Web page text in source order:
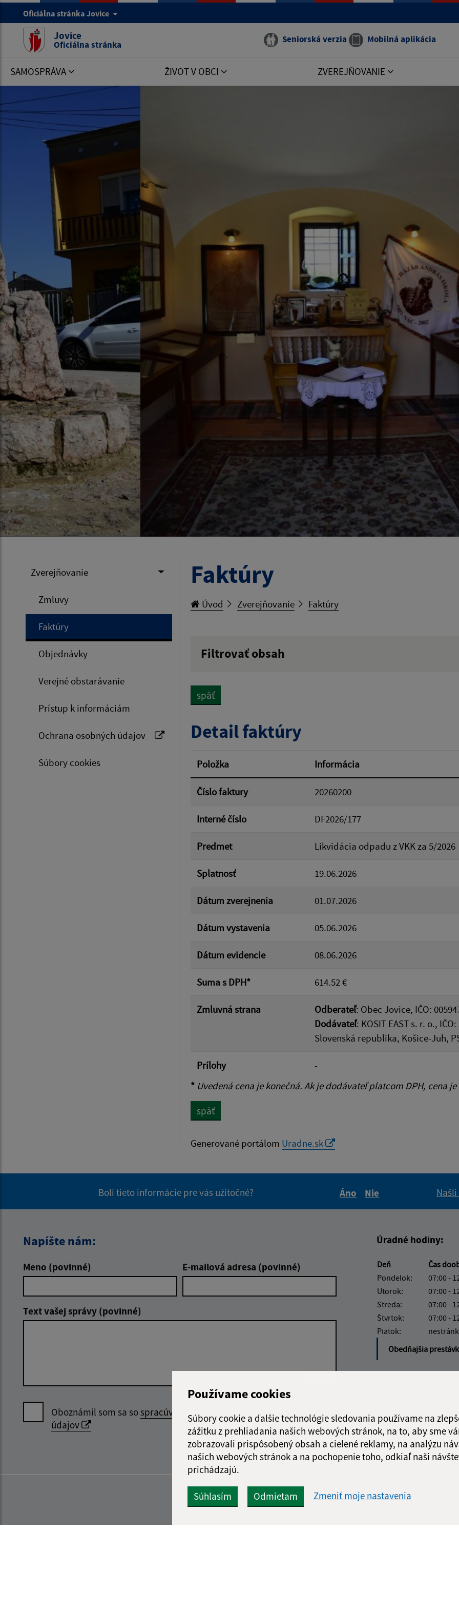
Používame cookies
Súbory cookie a ďalšie technológie sledovania používame na
zážitku z prehliadania našich webových stránok, na to, aby sme
zobrazovali prispôsobený obsah a cielené reklamy, na analýzu
našich webových stránok a na pochopenie toho, odkiaľ naši
prichádzajú.
Súhlasím Odmietam Zmeniť moje nastavenia
Oficiálna stránka Jovice
Jovice
Oficiálna stránka Seniorská verzia Mobilná aplikácia
SAMOSPRÁVA ŽIVOT V OBCI ZVEREJŇOVANIE
Zverejňovanie
Zmluvy
Faktúry
Objednávky
Verejné obstarávanie
Prístup k informáciám
Ochrana osobných údajov
Súbory cookies
Faktúry
Úvod Zverejňovanie Faktúry
Filtrovať obsah
Suma od:
Filtrovať
späť
Detail faktúry
Položka Informácia
Číslo faktury 20260200
Interné číslo DF2026/177
Predmet Likvidácia odpadu z VKK za 5/2026
Splatnosť 19.06.2026
Dátum zverejnenia 01.07.2026
Dátum vystavenia 05.06.2026
Dátum evidencie 08.06.2026
Suma s DPH* 614.52 €
Zmluvná strana Odberateľ: Obec Jovice, IČO:
Dodávateľ: KOSIT EAST s. r. o.,
Slovenská republika, Košice-Juh,
Prílohy
-
* Uvedená cena je konečná. Ak je dodávateľ platcom DPH, cena
späť
Generované portálom Uradne.sk
Boli tieto informácie pre vás užitočné?
Áno
Nie
Napíšte nám:
Meno (povinné) E-mailová adresa (povinné)
Text vašej správy (povinné)
Oboznámil som sa sospracúvaním osobných
údajov
správu
Úradné hodiny:
Deň Čas
Pondelok:
07:00 -
Utorok:
07:00 -
Streda:
07:00 -
Štvrtok:
07:00 -
Piatok:
Obedňajšia